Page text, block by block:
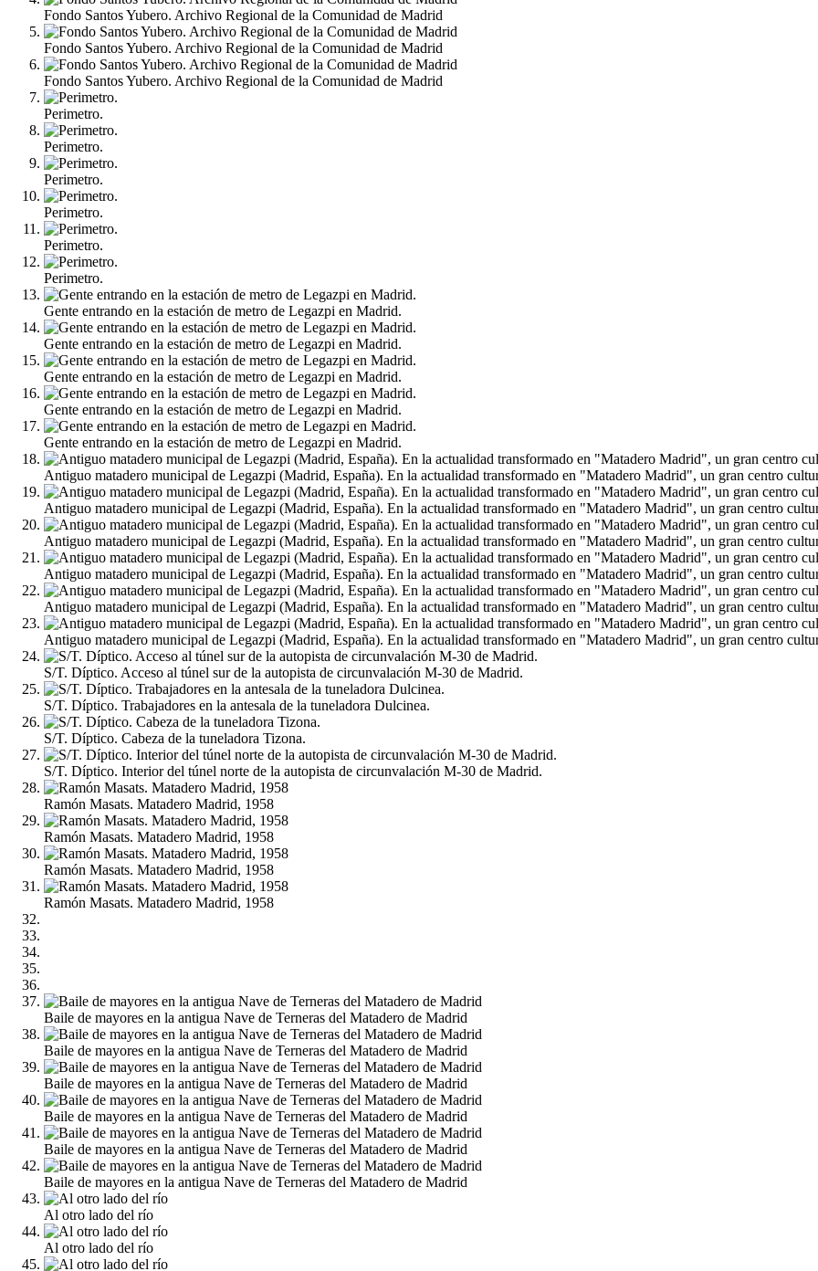
Fondo Santos Yubero. Archivo Regional de la Comunidad de Madrid
Fondo Santos Yubero. Archivo Regional de la Comunidad de Madrid
Fondo Santos Yubero. Archivo Regional de la Comunidad de Madrid
Perimetro.
Perimetro.
Perimetro.
Perimetro.
Perimetro.
Perimetro.
Gente entrando en la estación de metro de Legazpi en Madrid.
Gente entrando en la estación de metro de Legazpi en Madrid.
Gente entrando en la estación de metro de Legazpi en Madrid.
Gente entrando en la estación de metro de Legazpi en Madrid.
Gente entrando en la estación de metro de Legazpi en Madrid.
Antiguo matadero municipal de Legazpi (Madrid, España). En la actualidad transformado en "Matadero Madrid", un gran centro
Antiguo matadero municipal de Legazpi (Madrid, España). En la actualidad transformado en "Matadero Madrid", un gran centro
Antiguo matadero municipal de Legazpi (Madrid, España). En la actualidad transformado en "Matadero Madrid", un gran centro
Antiguo matadero municipal de Legazpi (Madrid, España). En la actualidad transformado en "Matadero Madrid", un gran centro
Antiguo matadero municipal de Legazpi (Madrid, España). En la actualidad transformado en "Matadero Madrid", un gran centro
Antiguo matadero municipal de Legazpi (Madrid, España). En la actualidad transformado en "Matadero Madrid", un gran centro
S/T. Díptico. Acceso al túnel sur de la autopista de circunvalación M-30 de Madrid.
S/T. Díptico. Trabajadores en la antesala de la tuneladora Dulcinea.
S/T. Díptico. Cabeza de la tuneladora Tizona.
S/T. Díptico. Interior del túnel norte de la autopista de circunvalación M-30 de Madrid.
Ramón Masats. Matadero Madrid, 1958
Ramón Masats. Matadero Madrid, 1958
Ramón Masats. Matadero Madrid, 1958
Ramón Masats. Matadero Madrid, 1958
Baile de mayores en la antigua Nave de Terneras del Matadero de Madrid
Baile de mayores en la antigua Nave de Terneras del Matadero de Madrid
Baile de mayores en la antigua Nave de Terneras del Matadero de Madrid
Baile de mayores en la antigua Nave de Terneras del Matadero de Madrid
Baile de mayores en la antigua Nave de Terneras del Matadero de Madrid
Baile de mayores en la antigua Nave de Terneras del Matadero de Madrid
Al otro lado del río
Al otro lado del río